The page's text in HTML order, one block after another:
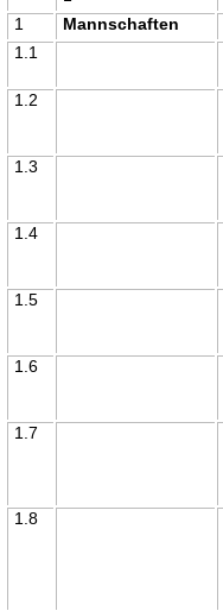
1
Mannschaften
1.1
1.2
1.3
1.4
1.5
1.6
1.7
1.8